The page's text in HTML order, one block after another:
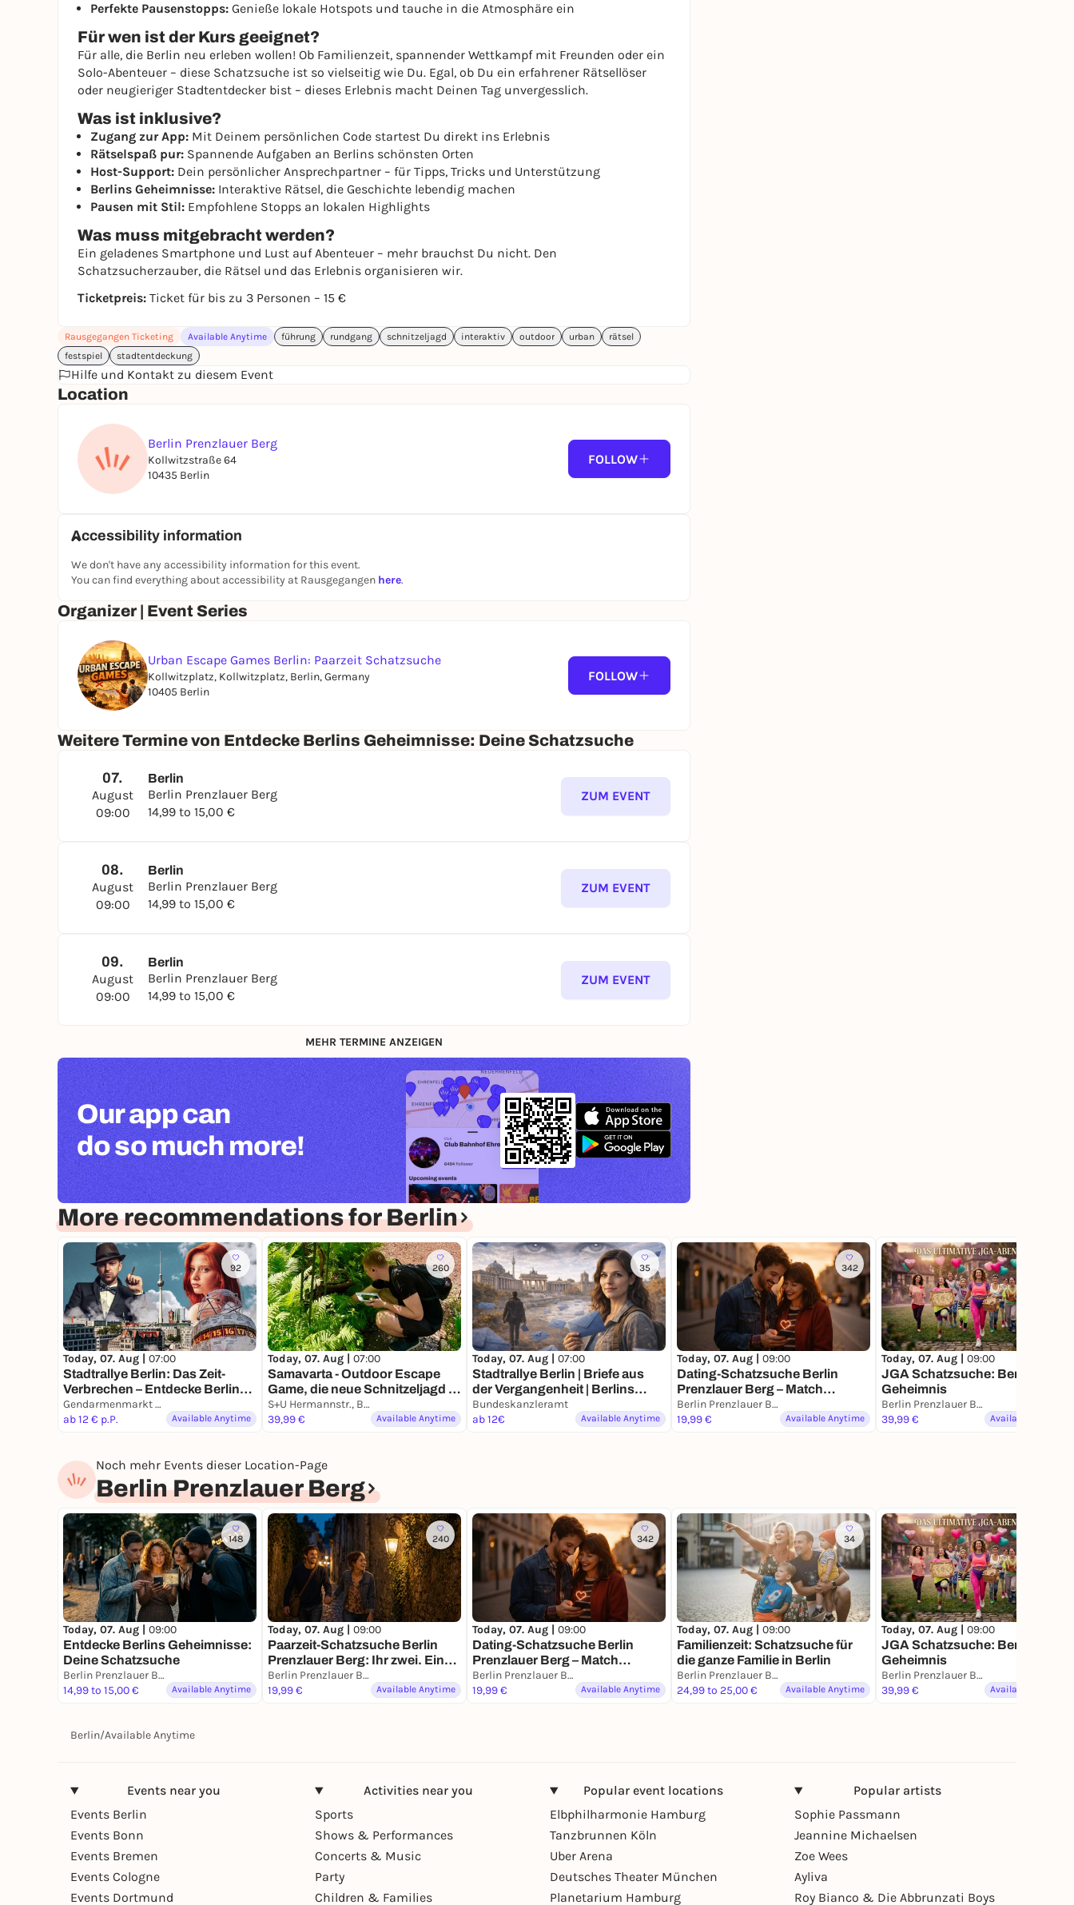
Perfekte Pausenstopps: Genieße lokale Hotspots und tauche in die Atmosphäre ein
Für wen ist der Kurs geeignet?
Für alle, die Berlin neu erleben wollen! Ob Familienzeit, spannender Wettkampf mit Freunden oder ein
Solo-Abenteuer – diese Schatzsuche ist so vielseitig wie Du. Egal, ob Du ein erfahrener Rätsellöser
oder neugieriger Stadtentdecker bist – dieses Erlebnis macht Deinen Tag unvergesslich.
Was ist inklusive?
Zugang zur App: Mit Deinem persönlichen Code startest Du direkt ins Erlebnis
Rätselspaß pur: Spannende Aufgaben an Berlins schönsten Orten
Host-Support: Dein persönlicher Ansprechpartner – für Tipps, Tricks und Unterstützung
Berlins Geheimnisse: Interaktive Rätsel, die Geschichte lebendig machen
Pausen mit Stil: Empfohlene Stopps an lokalen Highlights
Was muss mitgebracht werden?
Ein geladenes Smartphone und Lust auf Abenteuer – mehr brauchst Du nicht. Den
Schatzsucherzauber, die Rätsel und das Erlebnis organisieren wir.
Ticketpreis: Ticket für bis zu 3 Personen – 15 €
Rausgegangen Ticketing Available Anytime führung rundgang schnitzeljagd interaktiv outdoor urban
rätsel
festspiel
stadtentdeckung
Hilfe und Kontakt zu diesem Event
Location
Berlin Prenzlauer Berg
Kollwitzstraße 64
10435 Berlin
FOLLOW
Accessibility information
We don't have any accessibility information for this event.
You can find everything about accessibility at Rausgegangen here.
Organizer | Event Series
Urban Escape Games Berlin: Paarzeit Schatzsuche
Kollwitzplatz, Kollwitzplatz, Berlin, Germany
10405 Berlin
FOLLOW
Weitere Termine von Entdecke Berlins Geheimnisse: Deine Schatzsuche
07.
August
09:00
Berlin
Berlin Prenzlauer Berg
14,99 to 15,00 €
ZUM EVENT
08.
August
09:00
Berlin
Berlin Prenzlauer Berg
14,99 to 15,00 €
ZUM EVENT
09.
August
09:00
Berlin
Berlin Prenzlauer Berg
14,99 to 15,00 €
ZUM EVENT
MEHR TERMINE ANZEIGEN
Our app can
do so much more!
More recommendations for Berlin
92
Today, 07. Aug | 07:00
Stadtrallye Berlin: Das Zeit-
Verbrechen – Entdecke Berlin
neu
Gendarmenmarkt Berlin
ab 12 € p.P.
Available Anytime
260
Today, 07. Aug | 07:00
Samavarta - Outdoor Escape
Game, die neue Schnitzeljagd in
Berlin
S+U Hermannstr., Berlin, Germany
39,99 €
Available Anytime
35
Today, 07. Aug | 07:00
Stadtrallye Berlin | Briefe aus
der Vergangenheit | Berlins
historische Spurensuche
Bundeskanzleramt
ab 12€
Available Anytime
342
Today, 07. Aug | 09:00
Dating-Schatzsuche Berlin
Prenzlauer Berg – Match
Mission für 2
Berlin Prenzlauer Berg
19,99 €
Available Anytime
Today, 07. Aug | 09:00
JGA Schatzsuche: Berlins
Geheimnis
Berlin Prenzlauer Berg
39,99 €
Available Anytime
Noch mehr Events dieser Location-Page
Berlin Prenzlauer Berg
148
Today, 07. Aug | 09:00
Entdecke Berlins Geheimnisse:
Deine Schatzsuche
Berlin Prenzlauer Berg
14,99 to 15,00 €
Available Anytime
240
Today, 07. Aug | 09:00
Paarzeit-Schatzsuche Berlin
Prenzlauer Berg: Ihr zwei. Eine
Stadt. Eine Mission.
Berlin Prenzlauer Berg
19,99 €
Available Anytime
342
Today, 07. Aug | 09:00
Dating-Schatzsuche Berlin
Prenzlauer Berg – Match
Mission für 2
Berlin Prenzlauer Berg
19,99 €
Available Anytime
34
Today, 07. Aug | 09:00
Familienzeit: Schatzsuche für
die ganze Familie in Berlin
Berlin Prenzlauer Berg
24,99 to 25,00 €
Available Anytime
Today, 07. Aug | 09:00
JGA Schatzsuche: Berlins
Geheimnis
Berlin Prenzlauer Berg
39,99 €
Available Anytime
Berlin/Available Anytime
Events near you
Events Berlin
Events Bonn
Events Bremen
Events Cologne
Events Dortmund
Activities near you
Sports
Shows & Performances
Concerts & Music
Party
Children & Families
Popular event locations
Elbphilharmonie Hamburg
Tanzbrunnen Köln
Uber Arena
Deutsches Theater München
Planetarium Hamburg
Popular artists
Sophie Passmann
Jeannine Michaelsen
Zoe Wees
Ayliva
Roy Bianco & Die Abbrunzati Boys